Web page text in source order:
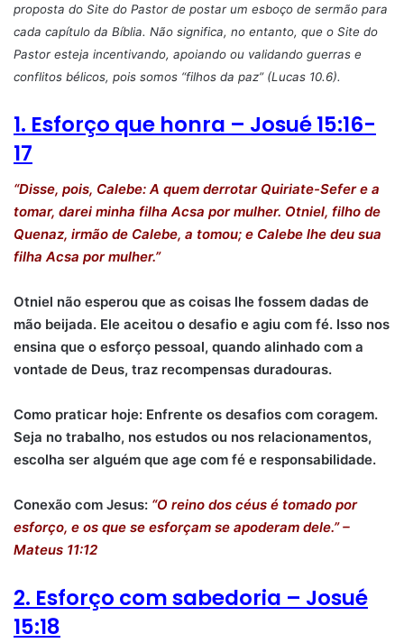
proposta do Site do Pastor de postar um esboço de sermão para
cada capítulo da Bíblia. Não significa, no entanto, que o Site do
Pastor esteja incentivando, apoiando ou validando guerras e
conflitos bélicos, pois somos “filhos da paz” (Lucas 10.6).
1. Esforço que honra – Josué 15:16-
17
“Disse, pois, Calebe: A quem derrotar Quiriate-Sefer e a
tomar, darei minha filha Acsa por mulher. Otniel, filho de
Quenaz, irmão de Calebe, a tomou; e Calebe lhe deu sua
filha Acsa por mulher.”
Otniel não esperou que as coisas lhe fossem dadas de
mão beijada. Ele aceitou o desafio e agiu com fé. Isso nos
ensina que o esforço pessoal, quando alinhado com a
vontade de Deus, traz recompensas duradouras.
Como praticar hoje: Enfrente os desafios com coragem.
Seja no trabalho, nos estudos ou nos relacionamentos,
escolha ser alguém que age com fé e responsabilidade.
Conexão com Jesus: “O reino dos céus é tomado por
esforço, e os que se esforçam se apoderam dele.” –
Mateus 11:12
2. Esforço com sabedoria – Josué
15:18